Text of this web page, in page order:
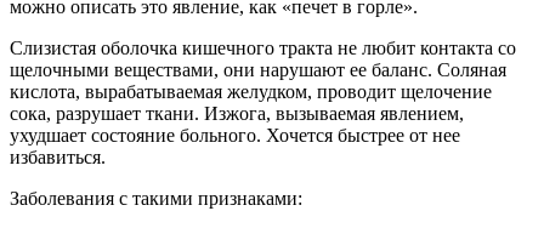
можно описать это явление, как «печет в горле».
Слизистая оболочка кишечного тракта не любит контакта со
щелочными веществами, они нарушают ее баланс. Соляная
кислота, вырабатываемая желудком, проводит щелочение
сока, разрушает ткани. Изжога, вызываемая явлением,
ухудшает состояние больного. Хочется быстрее от нее
избавиться.
Заболевания с такими признаками: